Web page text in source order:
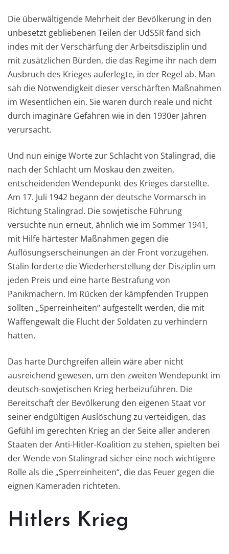
Die überwältigende Mehrheit der Bevölkerung in den
unbesetzt gebliebenen Teilen der UdSSR fand sich
indes mit der Verschärfung der Arbeitsdisziplin und
mit zusätzlichen Bürden, die das Regime ihr nach dem
Ausbruch des Krieges auferlegte, in der Regel ab. Man
sah die Notwendigkeit dieser verschärften Maßnahmen
im Wesentlichen ein. Sie waren durch reale und nicht
durch imaginäre Gefahren wie in den 1930er Jahren
verursacht.
Und nun einige Worte zur Schlacht von Stalingrad, die
nach der Schlacht um Moskau den zweiten,
entscheidenden Wendepunkt des Krieges darstellte.
Am 17. Juli 1942 begann der deutsche Vormarsch in
Richtung Stalingrad. Die sowjetische Führung
versuchte nun erneut, ähnlich wie im Sommer 1941,
mit Hilfe härtester Maßnahmen gegen die
Auflösungserscheinungen an der Front vorzugehen.
Stalin forderte die Wiederherstellung der Disziplin um
jeden Preis und eine harte Bestrafung von
Panikmachern. Im Rücken der kämpfenden Truppen
sollten „Sperreinheiten“ aufgestellt werden, die mit
Waffengewalt die Flucht der Soldaten zu verhindern
hatten.
Das harte Durchgreifen allein wäre aber nicht
ausreichend gewesen, um den zweiten Wendepunkt im
deutsch-sowjetischen Krieg herbeizuführen. Die
Bereitschaft der Bevölkerung den eigenen Staat vor
seiner endgültigen Auslöschung zu verteidigen, das
Gefühl im gerechten Krieg an der Seite aller anderen
Staaten der Anti-Hitler-Koalition zu stehen, spielten bei
der Wende von Stalingrad sicher eine noch wichtigere
Rolle als die „Sperreinheiten“, die das Feuer gegen die
eignen Kameraden richteten.
Hitlers Krieg